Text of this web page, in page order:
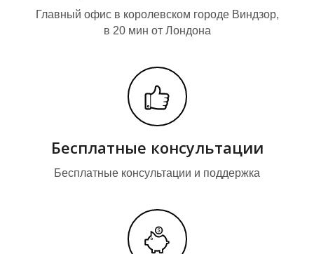
Главный офис в королевском городе Виндзор,
в 20 мин от Лондона
Бесплатные консультации
Бесплатные консультации и поддержка